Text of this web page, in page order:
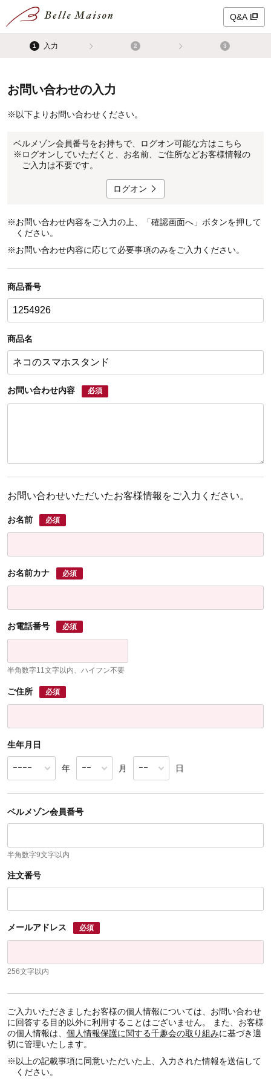
Q&A
1 入力 2 3
お問い合わせの入力
※ 以下よりお問い合わせください。
ベルメゾン会員番号をお持ちで、ログオン可能な方はこちら
※ ログオンしていただくと、お名前、ご住所などお客様情報の
ご入力は不要です。
ログオン
※お問い合わせ内容をご入力の上、「確認画面へ」ボタンを押して
ください。
※お問い合わせ内容に応じて必要事項のみをご入力ください。
商品番号
商品名
お問い合わせ内容 必須
お問い合わせいただいたお客様情報をご入力ください。
お名前 必須
お名前カナ 必須
お電話番号 必須
半角数字11文字以内、ハイフン不要
ご住所 必須
生年月日
年 月 日
ベルメゾン会員番号
半角数字9文字以内
注文番号
メールアドレス 必須
256文字以内
ご入力いただきましたお客様の個人情報については、お問い合わせ
に回答する目的以外に利用することはございません。 また、お客様
の個人情報は、 個人情報保護に関する千趣会の取り組みに基づき適
切に管理いたします。
※ 以上の記載事項に同意いただいた上、入力された情報を送信して
ください。